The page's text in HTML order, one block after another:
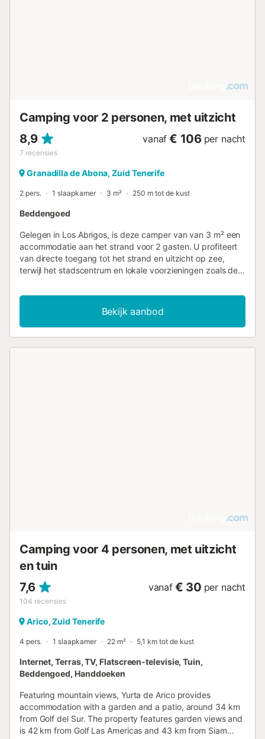
Camping voor 2 personen, met uitzicht
8,9
7 recensies
vanaf € 106 per nacht
Granadilla de Abona, Zuid Tenerife
2 pers. 1 slaapkamer 3 m² 250 m tot de kust
Beddengoed
Gelegen in Los Abrigos, is deze camper van van 3 m² een
accommodatie aan het strand voor 2 gasten. U profiteert
van directe toegang tot het strand en uitzicht op zee,
terwijl het stadscentrum en lokale voorzieningen zoals de
liggen. Het interieur beschikt over een slaapkamer met een
tweepersoonsbed en een slaapbank, een eigen badkamer
met douche en een keukenhoek uitgerust met een
koelkast, kookplaat, koffiezetapparaat en keukengerei.
Bekijk aanbod
Camping voor 4 personen, met uitzicht
en tuin
7,6
104 recensies
vanaf € 30 per nacht
Arico, Zuid Tenerife
4 pers. 1 slaapkamer 22 m² 5,1 km tot de kust
Internet, Terras, TV, Flatscreen-televisie, Tuin,
Beddengoed, Handdoeken
Featuring mountain views, Yurta de Arico provides
accommodation with a garden and a patio, around 34 km
from Golf del Sur. The property features garden views and
is 42 km from Golf Las Americas and 43 km from Siam